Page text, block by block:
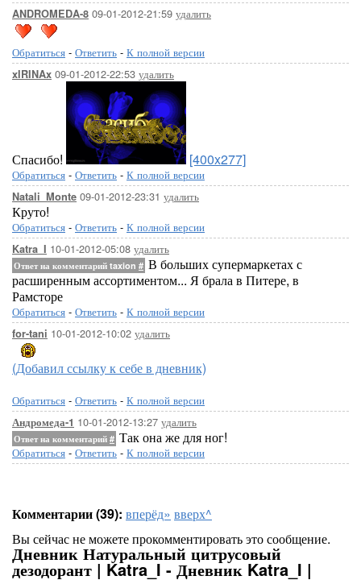
ANDROMEDA-8 09-01-2012-21:59 удалить
Обратиться - Ответить - К полной версии
xIRINAx 09-01-2012-22:53 удалить
Спасибо! [400x277]
Обратиться - Ответить - К полной версии
Natali_Monte 09-01-2012-23:31 удалить
Круто!
Обратиться - Ответить - К полной версии
Katra_I 10-01-2012-05:08 удалить
Ответ на комментарий taxion # В больших супермаркетах с
расширенным ассортиментом... Я брала в Питере, в
Рамсторе
Обратиться - Ответить - К полной версии
for-tani 10-01-2012-10:02 удалить
(Добавил ссылку к себе в дневник)
Обратиться - Ответить - К полной версии
Андромеда-1 10-01-2012-13:27 удалить
Ответ на комментарий # Так она же для ног!
Обратиться - Ответить - К полной версии
Комментарии (39): вперёд» вверх^
Вы сейчас не можете прокомментировать это сообщение.
Дневник Натуральный цитрусовый
дезодорант | Katra_I - Дневник Katra_I |